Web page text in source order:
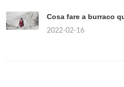
Cosa fare a burraco
2022-02-16